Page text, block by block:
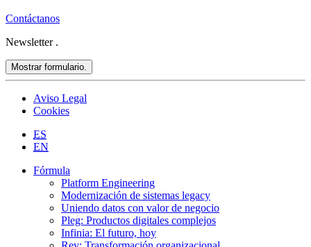
Contáctanos
Newsletter .
Mostrar formulario.
Aviso Legal
Cookies
ES
EN
Fórmula
Platform Engineering
Modernización de sistemas legacy
Uniendo datos con valor de negocio
Pleg: Productos digitales complejos
Infinia: El futuro, hoy